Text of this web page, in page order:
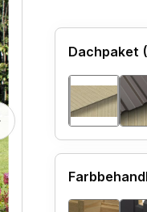
Dachpaket